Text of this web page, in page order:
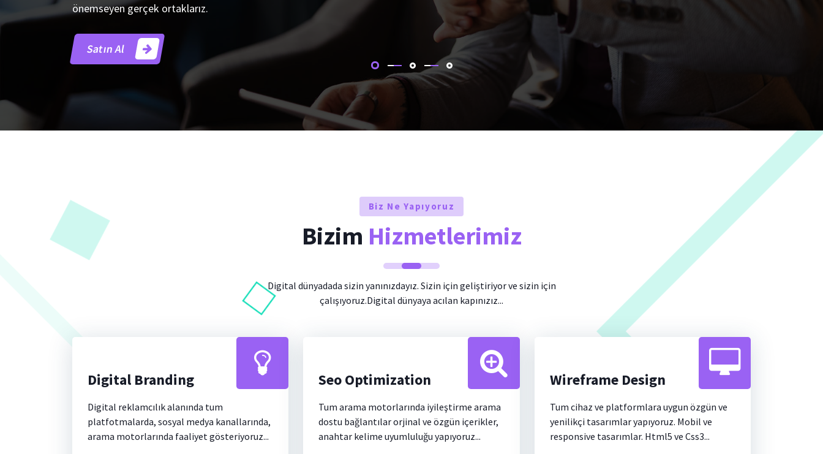
önemseyen gerçek ortaklarız.
Satın Al
Biz Ne Yapıyoruz
Bizim Hizmetlerimiz
Digital dünyadada sizin yanınızdayız. Sizin için geliştiriyor ve sizin için
çalışıyoruz.Digital dünyaya acılan kapınızız...
Digital Branding
Digital reklamcılık alanında tum
platfotmalarda, sosyal medya kanallarında,
arama motorlarında faaliyet gösteriyoruz...
Seo Optimization
Tum arama motorlarında iyileştirme arama
dostu bağlantılar orjinal ve özgün içerikler,
anahtar kelime uyumluluğu yapıyoruz...
Wireframe Design
Tum cihaz ve platformlara uygun özgün ve
yenilikçi tasarımlar yapıyoruz. Mobil ve
responsive tasarımlar. Html5 ve Css3...